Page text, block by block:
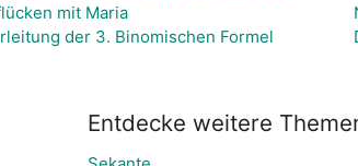
mit Maria
der 3. Binomischen Formel
Entdecke weitere